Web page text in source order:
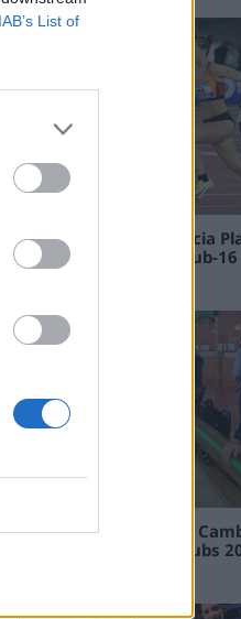
IAB’s List of
Paula Sintorres, Patrícia
la selecció catalana sub-
En les tirades de Flix i
campions de l’Interclubs